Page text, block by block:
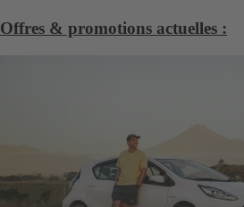
Offres & promotions actuelles :